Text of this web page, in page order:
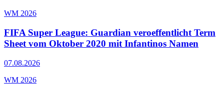
WM 2026
FIFA Super League: Guardian veroeffentlicht Term
Sheet vom Oktober 2020 mit Infantinos Namen
07.08.2026
WM 2026